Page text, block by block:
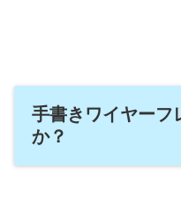
手書きワイヤーフ
か？